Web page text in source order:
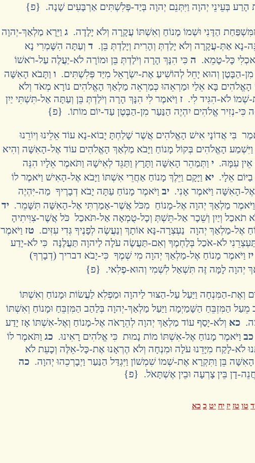
הָרַע בְּעֵינֵי יְהוָה וַיִּתְּנֵם יְהוָה בְּיַד-פְּלִשְׁתִּים אַרְבָּעִים שָׁנָה. {פ}
הַדָּנִי וּשְׁמוֹ מָנוֹחַ וְאִשְׁתּוֹ עֲקָרָה וְלֹא יָלָדָה. ג וַיֵּרָא מַלְאַךְ-יְהוָה
נָא אַתְּ-עֲקָרָה וְלֹא יָלַדְתְּ וְהָרִית וְיָלַדְתְּ בֵּן. ד וְעַתָּה הִשָּׁמְרִי נָא
כָּל-טָמֵא. ה כִּי הִנָּךְ הָרָה וְיֹלַדְתְּ בֵּן וּמוֹרָה לֹא-יַעֲלֶה עַל-רֹאשׁוֹ
מִן-הַבָּטֶן וְהוּא יָחֵל לְהוֹשִׁיעַ אֶת-יִשְׂרָאֵל מִיַּד פְּלִשְׁתִּים. ו וַתָּבֹא הָאִשָּׁה
בָּא אֵלַי וּמַרְאֵהוּ כְּמַרְאֵה מַלְאַךְ הָאֱלֹהִים נוֹרָא מְאֹד וְלֹא
שְׁמוֹ לֹא-הִגִּיד לִי. ז וַיֹּאמֶר לִי הִנָּךְ הָרָה וְיֹלַדְתְּ בֵּן וְעַתָּה אַל-תִּשְׁתִּי יַיִן
כִּי-נְזִיר אֱלֹהִים יִהְיֶה הַנַּעַר מִן-הַבֶּטֶן עַד-יוֹם מוֹתוֹ. {פ}
בִּי אֲדוֹנָי אִישׁ הָאֱלֹהִים אֲשֶׁר שָׁלַחְתָּ יָבוֹא-נָא עוֹד אֵלֵינוּ וְיוֹרֵנוּ
וַיִּשְׁמַע הָאֱלֹהִים בְּקוֹל מָנוֹחַ וַיָּבֹא מַלְאַךְ הָאֱלֹהִים עוֹד אֶל-הָאִשָּׁה וְהִיא
עִמָּהּ. י וַתְּמַהֵר הָאִשָּׁה וַתָּרָץ וַתַּגֵּד לְאִישָׁהּ וַתֹּאמֶר אֵלָיו הִנֵּה
אֵלָי. יא וַיָּקָם וַיֵּלֶךְ מָנוֹחַ אַחֲרֵי אִשְׁתּוֹ וַיָּבֹא אֶל-הָאִישׁ וַיֹּאמֶר לוֹ
הָאִשָּׁה וַיֹּאמֶר אָנִי. יב וַיֹּאמֶר מָנוֹחַ עַתָּה יָבֹא דְבָרֶיךָ מַה-יִּהְיֶה
וַיֹּאמֶר מַלְאַךְ יְהוָה אֶל-מָנוֹחַ מִכֹּל אֲשֶׁר-אָמַרְתִּי אֶל-הָאִשָּׁה תִּשָּׁמֵר. יד
תֹאכַל וְיַיִן וְשֵׁכָר אַל-תֵּשְׁתְּ וְכָל-טֻמְאָה אַל-תֹּאכַל כֹּל אֲשֶׁר-צִוִּיתִיהָ
אֶל-מַלְאַךְ יְהוָה נַעְצְרָה-נָּא אוֹתָךְ וְנַעֲשֶׂה לְפָנֶיךָ גְּדִי עִזִּים. טז וַיֹּאמֶר
לֹא-אֹכַל בְּלַחְמֶךָ וְאִם-תַּעֲשֶׂה עֹלָה לַיהוָה תַּעֲלֶנָּה כִּי לֹא-יָדַע
יז וַיֹּאמֶר מָנוֹחַ אֶל-מַלְאַךְ יְהוָה מִי שְׁמֶךָ כִּי-יָבֹא דבריך (דְבָרְךָ)
יְהוָה לָמָּה זֶּה תִּשְׁאַל לִשְׁמִי וְהוּא-פֶלִאי. {פ}
וְאֶת-הַמִּנְחָה וַיַּעַל עַל-הַצּוּר לַיהוָה וּמַפְלִא לַעֲשׂוֹת וּמָנוֹחַ וְאִשְׁתּוֹ
מֵעַל הַמִּזְבֵּחַ הַשָּׁמַיְמָה וַיַּעַל מַלְאַךְ-יְהוָה בְּלַהַב הַמִּזְבֵּחַ וּמָנוֹחַ וְאִשְׁתּוֹ
כא וְלֹא-יָסַף עוֹד מַלְאַךְ יְהוָה לְהֵרָאֹה אֶל-מָנוֹחַ וְאֶל-אִשְׁתּוֹ אָז יָדַע
כב וַיֹּאמֶר מָנוֹחַ אֶל-אִשְׁתּוֹ מוֹת נָמוּת כִּי אֱלֹהִים רָאִינוּ. כג וַתֹּאמֶר לוֹ
לֹא-לָקַח מִיָּדֵנוּ עֹלָה וּמִנְחָה וְלֹא הֶרְאָנוּ אֶת-כָּל-אֵלֶּה וְכָעֵת לֹא
בֵּן וַתִּקְרָא אֶת-שְׁמוֹ שִׁמְשׁוֹן וַיִּגְדַּל הַנַּעַר וַיְבָרְכֵהוּ יְהוָה. כה
דָן בֵּין צָרְעָה וּבֵין אֶשְׁתָּאֹל. {פ}
טו טז יז יח יט כ כא